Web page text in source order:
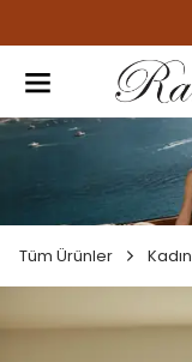
Tüm Ürünler Kadın